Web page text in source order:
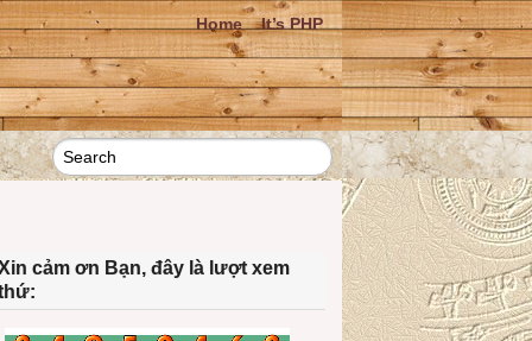
Home It’s PHP
cảm ơn Bạn, đây là lượt xem